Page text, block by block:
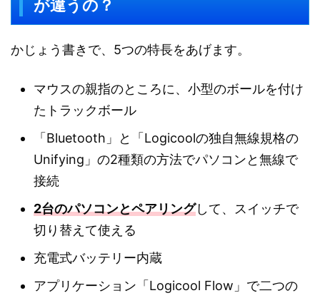
が違うの？
かじょう書きで、5つの特長をあげます。
マウスの親指のところに、小型のボールを付け
たトラックボール
「Bluetooth」と「Logicoolの独自無線規格の
Unifying」の2種類の方法でパソコンと無線で
接続
2台のパソコンとペアリングして、スイッチで
切り替えて使える
充電式バッテリー内蔵
アプリケーション「Logicool Flow」で二つの